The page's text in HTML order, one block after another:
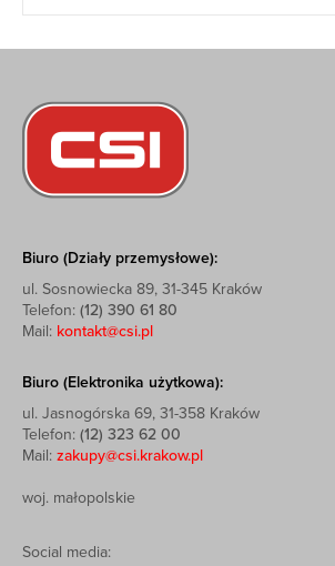
Biuro (Działy przemysłowe):
ul. Sosnowiecka 89, 31-345 Kraków
Telefon: (12) 390 61 80
Mail: kontakt@csi.pl
Biuro (Elektronika użytkowa):
ul. Jasnogórska 69, 31-358 Kraków
Telefon: (12) 323 62 00
Mail: zakupy@csi.krakow.pl
woj. małopolskie
Social media: